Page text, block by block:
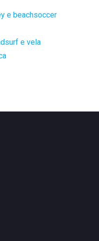
e beachsoccer
e vela